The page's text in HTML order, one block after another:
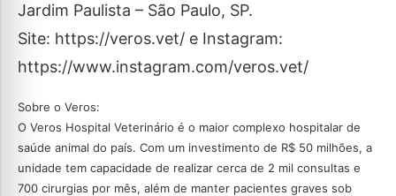
Jardim Paulista – São Paulo, SP.
Site: https://veros.vet/ e Instagram:
https://www.instagram.com/veros.vet/
Sobre o Veros:
O Veros Hospital Veterinário é o maior complexo hospitalar de
saúde animal do país. Com um investimento de R$ 50 milhões, a
unidade tem capacidade de realizar cerca de 2 mil consultas e
700 cirurgias por mês, além de manter pacientes graves sob